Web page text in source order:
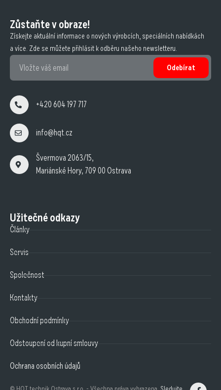
Zůstaňte v obraze!
Získejte aktuální informace o nových výrobcích, speciálních nabídkách
a více. Zde se můžete přihlásit k odběru našeho newsletteru.
Odebírat
+420 604 197 717
info@hqt.cz
Švermova 2063/15,
Mariánské Hory, 709 00 Ostrava
Užitečné odkazy
Články
Servis
Společnost
Kontakty
Obchodní podmínky
Odstoupení od kupní smlouvy
Ochrana osobních údajů